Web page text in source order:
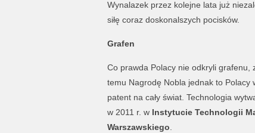
Wynalazek przez kolejne lata już
siłę coraz doskonalszych pocisków.
Grafen
Co prawda Polacy nie odkryli grafenu,
temu Nagrodę Nobla jednak to Polacy
patent na cały świat. Technologia
w 2011 r. w Instytucie Technologii
Warszawskiego